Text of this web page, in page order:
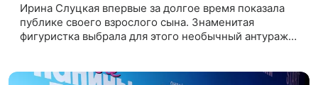
Ирина Слуцкая впервые за долгое время показала
публике своего взрослого сына. Знаменитая
фигуристка выбрала для этого необычный антураж